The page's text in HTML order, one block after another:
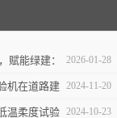
赋能绿建：
热系数测量
能底线
2026-01-28
机在道路建
什么？
2024-11-20
温柔度试验 2024-10-23